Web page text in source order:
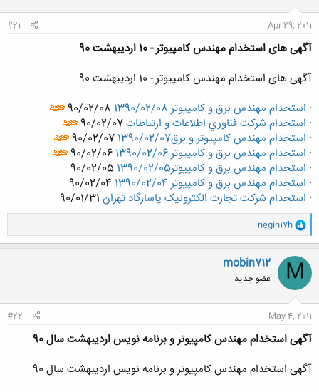
Apr 29, 2011
#21
آگهی های استخدام مهندس کامپیوتر - 10 اردیبهشت 90
آگهی های استخدام مهندس کامپیوتر - 10 اردیبهشت 90
· استخدام مهندس برق و کامپیوتر 1390/02/08
· استخدام شرکت فناوري اطلاعات و ارتباطات
· استخدام مهندس کامپیوتر و برق1390/02/07
· استخدام مهندس برق و کامپیوتر 1390/02/06
· استخدام مهندس برق و کامپیوتر1390/02/05
· استخدام مهندس برق و کامپیوتر 1390/02/04
90/02/04
· استخدام شرکت تجارت الکترونیک پاسارگاد تهران
و
ا
ک
ن
ش
ه
ا
negin17h
M
mobin712
عضو جدید
May 4, 2011
#22
آگهی استخدام مهندس کامپیوتر و برنامه نویس اردیبهشت سال 90
آگهی استخدام مهندس کامپیوتر و برنامه نویس اردیبهشت سال 90